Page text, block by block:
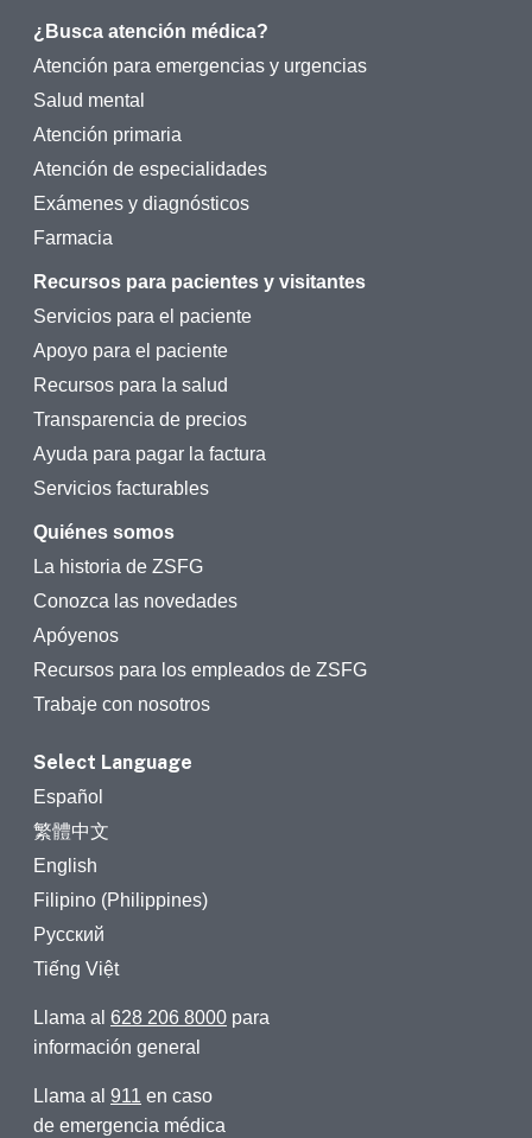
¿Busca atención médica?
Atención para emergencias y urgencias
Salud mental
Atención primaria
Atención de especialidades
Exámenes y diagnósticos
Farmacia
Recursos para pacientes y visitantes
Servicios para el paciente
Apoyo para el paciente
Recursos para la salud
Transparencia de precios
Ayuda para pagar la factura
Servicios facturables
Quiénes somos
La historia de ZSFG
Conozca las novedades
Apóyenos
Recursos para los empleados de ZSFG
Trabaje con nosotros
Select Language
Español
繁體中文
English
Filipino (Philippines)
Русский
Tiếng Việt
Llama al 628 206 8000 para
información general
Llama al 911 en caso
de emergencia médica